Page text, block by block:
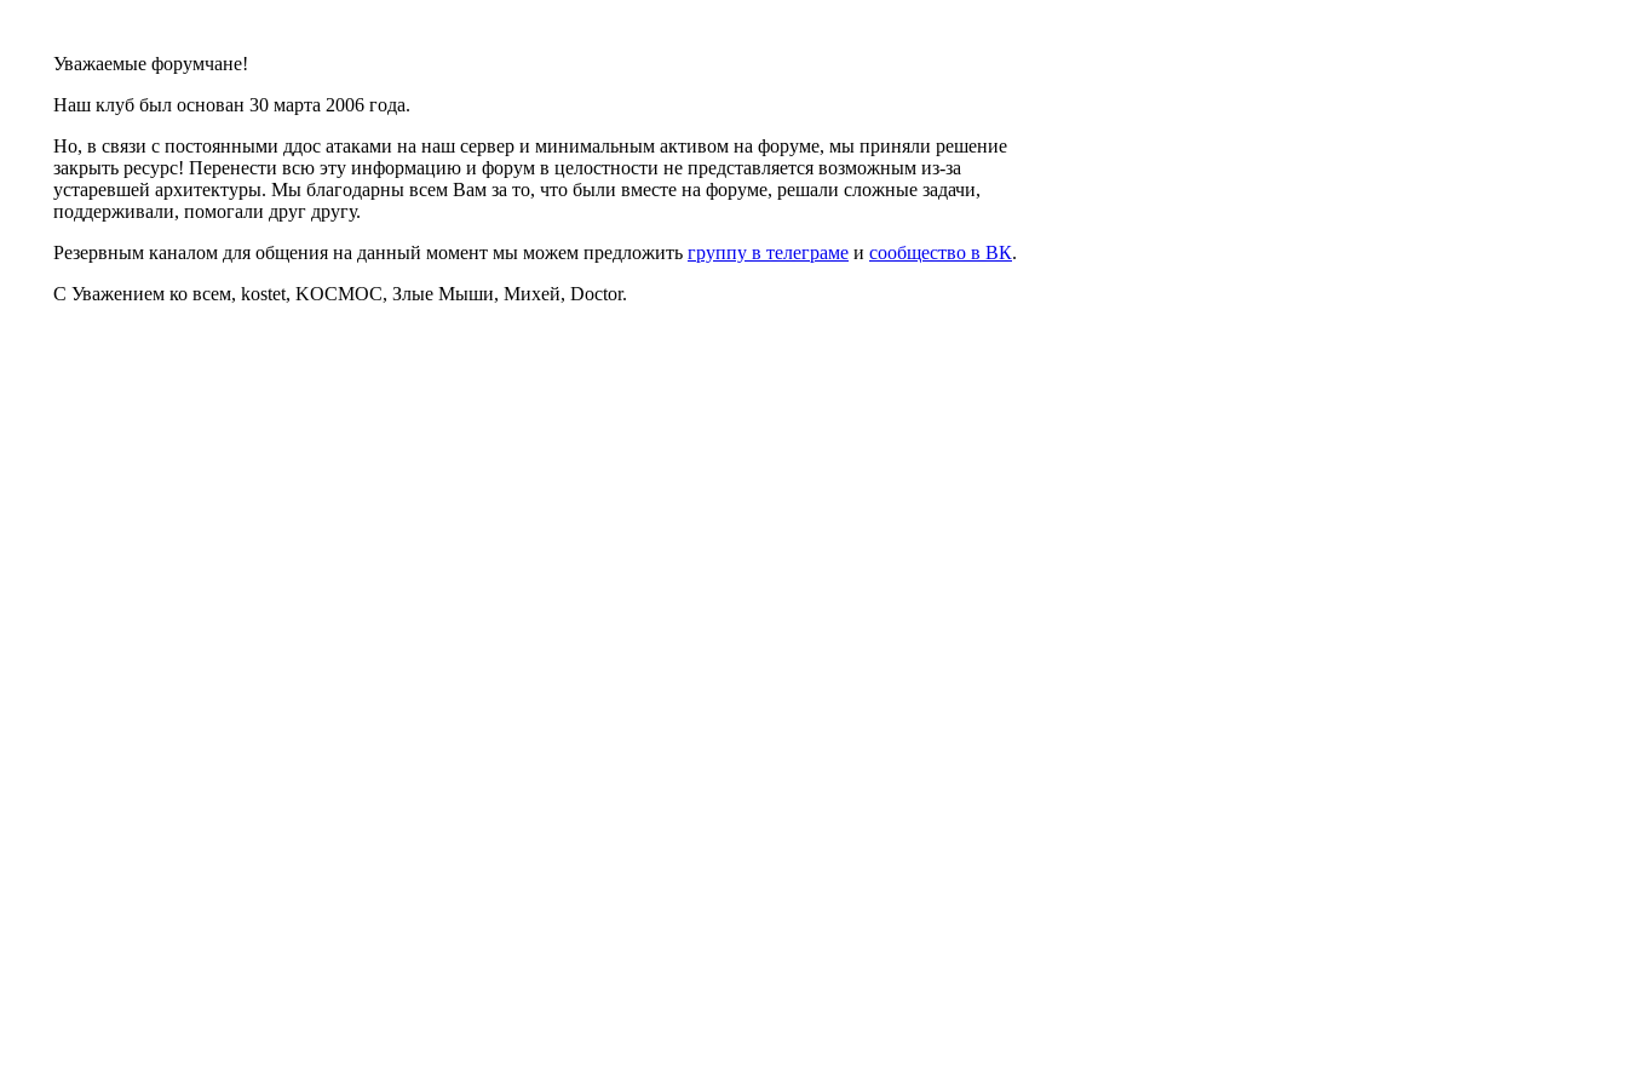
Уважаемые форумчане!
Наш клуб был основан 30 марта 2006 года.
Но, в связи с постоянными ддос атаками на наш сервер и минимальным активом на форуме, мы приняли решение
закрыть ресурс! Перенести всю эту информацию и форум в целостности не представляется возможным из-за
устаревшей архитектуры. Мы благодарны всем Вам за то, что были вместе на форуме, решали сложные задачи,
поддерживали, помогали друг другу.
Резервным каналом для общения на данный момент мы можем предложить группу в телеграме и сообщество в ВК.
С Уважением ко всем, kostet, KOCMOC, Злые Мыши, Михей, Doctor.